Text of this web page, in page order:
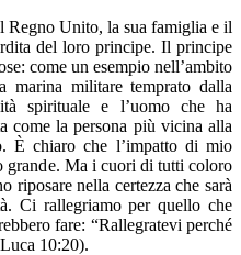
Regno Unito, la sua famiglia e il
del loro principe. Il principe
come un esempio nell’ambito
marina militare temprato dalla
spirituale e l’uomo che ha
come la persona più vicina alla
È chiaro che l’impatto di mio
grande. Ma i cuori di tutti coloro
riposare nella certezza che sarà
Ci rallegriamo per quello che
fare: “Rallegratevi perché
10:20).